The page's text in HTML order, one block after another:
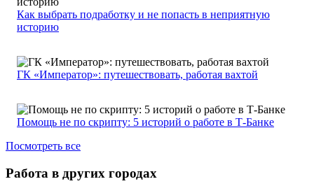
Как выбрать подработку и не попасть в неприятную
историю
ГК «Император»: путешествовать, работая вахтой
Помощь не по скрипту: 5 историй о работе в Т-Банке
Посмотреть все
Работа в других городах